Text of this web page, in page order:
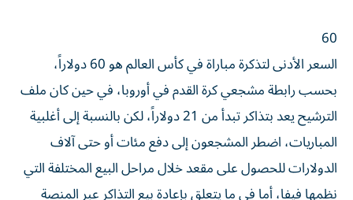
60
السعر الأدنى لتذكرة مباراة في كأس العالم هو 60 دولاراً،
بحسب رابطة مشجعي كرة القدم في أوروبا، في حين كان ملف
الترشيح يعد بتذاكر تبدأ من 21 دولاراً، لكن بالنسبة إلى أغلبية
المباريات، اضطر المشجعون إلى دفع مئات أو حتى آلاف
الدولارات للحصول على مقعد خلال مراحل البيع المختلفة التي